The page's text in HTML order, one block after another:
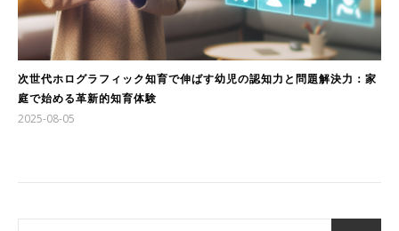
次世代ホログラフィック知育で伸ばす幼児の認知力と問題解決力：家
庭で始める革新的知育体験
2025-08-05